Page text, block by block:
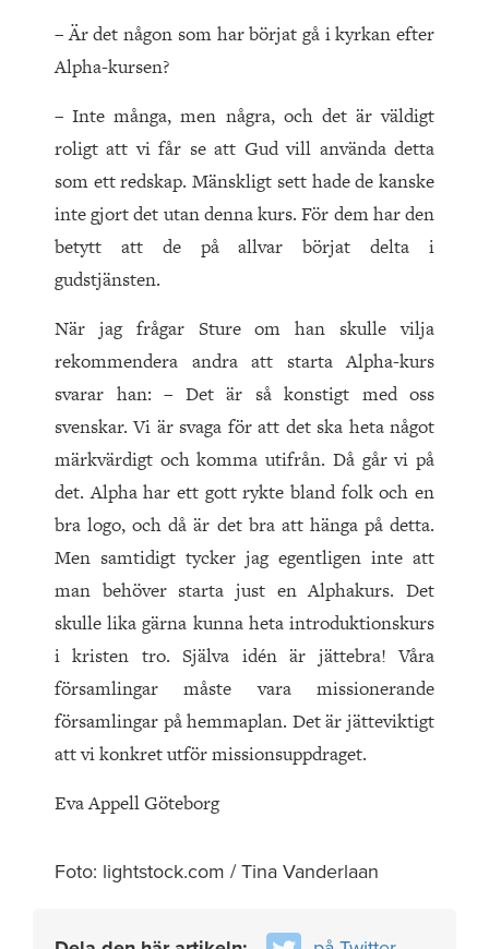
– Är det någon som har börjat gå i kyrkan efter
Alpha-kursen?
– Inte många, men några, och det är väldigt
roligt att vi får se att Gud vill använda detta
som ett redskap. Mänskligt sett hade de kanske
inte gjort det utan denna kurs. För dem har den
betytt att de på allvar börjat delta i
gudstjänsten.
När jag frågar Sture om han skulle vilja
rekommendera andra att starta Alpha-kurs
svarar han: – Det är så konstigt med oss
svenskar. Vi är svaga för att det ska heta något
märkvärdigt och komma utifrån. Då går vi på
det. Alpha har ett gott rykte bland folk och en
bra logo, och då är det bra att hänga på detta.
Men samtidigt tycker jag egentligen inte att
man behöver starta just en Alphakurs. Det
skulle lika gärna kunna heta introduktionskurs
i kristen tro. Själva idén är jättebra! Våra
församlingar måste vara missionerande
församlingar på hemmaplan. Det är jätteviktigt
att vi konkret utför missionsuppdraget.
Eva Appell Göteborg
Foto: lightstock.com / Tina Vanderlaan